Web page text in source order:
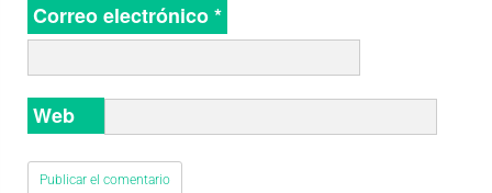
Correo electrónico*
Web